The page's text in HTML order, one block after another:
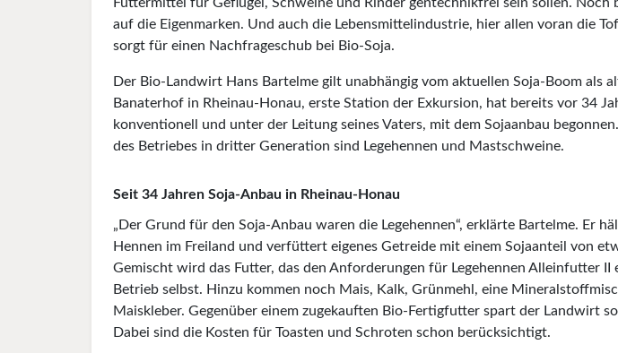
auf die Eigenmarken. Und auch die Lebensmittelindustrie, hier allen voran die
sorgt für einen Nachfrageschub bei Bio-Soja.
Der Bio-Landwirt Hans Bartelme gilt unabhängig vom aktuellen Soja-Boom als
Banaterhof in Rheinau-Honau, erste Station der Exkursion, hat bereits vor 34
konventionell und unter der Leitung seines Vaters, mit dem Sojaanbau
des Betriebes in dritter Generation sind Legehennen und Mastschweine.
Seit 34 Jahren Soja-Anbau in Rheinau-Honau
„Der Grund für den Soja-Anbau waren die Legehennen“, erklärte Bartelme. Er
Hennen im Freiland und verfüttert eigenes Getreide mit einem Sojaanteil von
Gemischt wird das Futter, das den Anforderungen für Legehennen Alleinfutter II
Betrieb selbst. Hinzu kommen noch Mais, Kalk, Grünmehl, eine
Maiskleber. Gegenüber einem zugekauften Bio-Fertigfutter spart der Landwirt
Dabei sind die Kosten für Toasten und Schroten schon berücksichtigt.